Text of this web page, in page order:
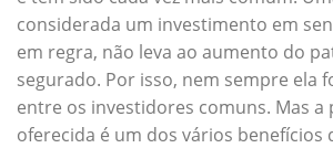
considerada um investimento em
em regra, não leva ao aumento do
segurado. Por isso, nem sempre ela
entre os investidores comuns. Mas a
oferecida é um dos vários benefícios